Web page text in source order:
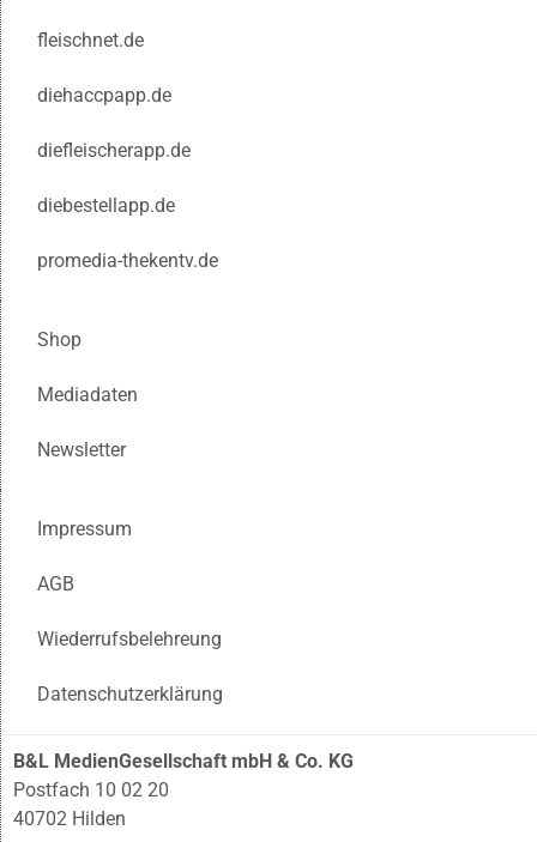
fleischnet.de
diehaccpapp.de
diefleischerapp.de
diebestellapp.de
promedia-thekentv.de
Shop
Mediadaten
Newsletter
Impressum
AGB
Wiederrufsbelehreung
Datenschutzerklärung
B&L MedienGesellschaft mbH & Co. KG
Postfach 10 02 20
40702 Hilden